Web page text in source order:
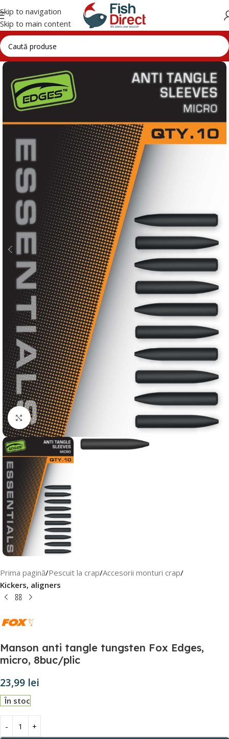
Skip to navigation
Skip to main content
Click to enlarge
Prima pagină Pescuit la crap Accesorii monturi crap
Kickers, aligners
Manson anti tangle tungsten Fox Edges,
micro, 8buc/plic
23,99 lei
În stoc